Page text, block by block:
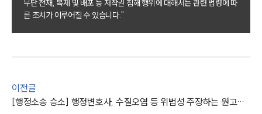
그룹소개
대륜의 강점
무단 전재, 복제 및 배포 등 저작권 침해 행위에 대해서는 관련 법령에 따
른 조치가 이루어질 수 있습니다."
이전글
[행정소송 승소] 행정변호사, 수질오염 등 위법성 주장하는 원고들 원고적격 없다고 주장